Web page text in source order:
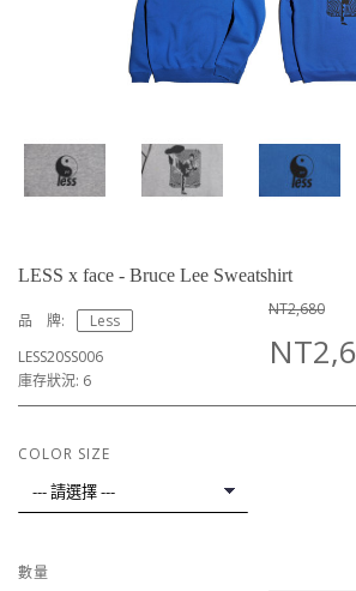
LESS x face - Bruce Lee Sweatshirt
品 牌:
Less
LESS20SS006
庫存狀況: 6
NT2,680
COLOR SIZE
數量